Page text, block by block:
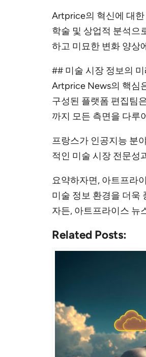
Artprice의 혁신에 대
학술 및 상업적 분석으
하고 미묘한 변화 양상
## 미술 시장 정보의 미
Artprice News의 핵심
구성된 플랫폼 편집팀
까지 모든 측면을 다루
프랑스가 인공지능 분
적인 미술 시장 전문성
요약하자면, 아트프라
미술 정보 환경을 더욱
자든, 아트프라이스 뉴
Related Posts: